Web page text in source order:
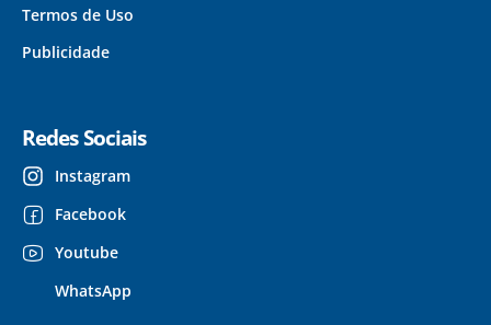
Termos de Uso
Publicidade
Redes Sociais
Instagram
Facebook
Youtube
WhatsApp